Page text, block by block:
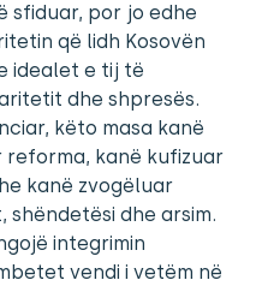
sfiduar, por jo edhe
që lidh Kosovën
idealet e tij të
dhe shpresës.
këto masa kanë
kanë kufizuar
kanë zvogëluar
shëndetësi dhe arsim.
integrimin
vendi i vetëm në